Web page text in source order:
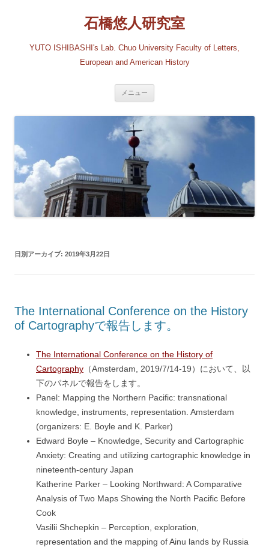
石橋悠人研究室
YUTO ISHIBASHI's Lab. Chuo University Faculty of Letters,
European and American History
メニュー
日別アーカイブ: 2019年3月22日
The International Conference on the History
of Cartographyで報告します。
The International Conference on the History of
Cartography （Amsterdam, 2019/7/14-19）において、以
下のパネルで報告をします。
Panel: Mapping the Northern Pacific: transnational
knowledge, instruments, representation. Amsterdam
(organizers: E. Boyle and K. Parker)
Edward Boyle – Knowledge, Security and Cartographic
Anxiety: Creating and utilizing cartographic knowledge in
nineteenth-century Japan
Katherine Parker – Looking Northward: A Comparative
Analysis of Two Maps Showing the North Pacific Before
Cook
Vasilii Shchepkin – Perception, exploration,
representation and the mapping of Ainu lands by Russia